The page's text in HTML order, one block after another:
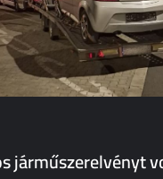
járműszerelvényt